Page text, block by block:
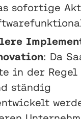
sofortige
: Da
in der
ständig